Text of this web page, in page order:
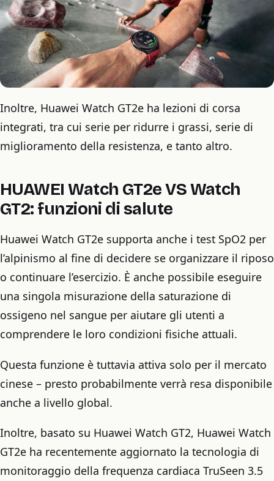
Inoltre, Huawei Watch GT2e ha lezioni di corsa
integrati, tra cui serie per ridurre i grassi, serie di
miglioramento della resistenza, e tanto altro.
HUAWEI Watch GT2e VS Watch
GT2: funzioni di salute
Huawei Watch GT2e supporta anche i test SpO2 per
l’alpinismo al fine di decidere se organizzare il riposo
o continuare l’esercizio. È anche possibile eseguire
una singola misurazione della saturazione di
ossigeno nel sangue per aiutare gli utenti a
comprendere le loro condizioni fisiche attuali.
Questa funzione è tuttavia attiva solo per il mercato
cinese – presto probabilmente verrà resa disponibile
anche a livello global.
Inoltre, basato su Huawei Watch GT2, Huawei Watch
GT2e ha recentemente aggiornato la tecnologia di
monitoraggio della frequenza cardiaca TruSeen 3.5